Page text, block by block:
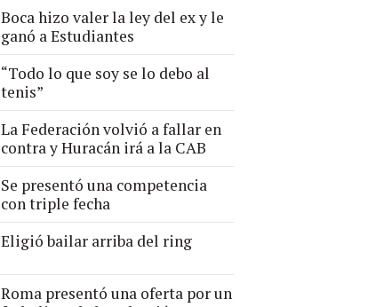
Boca hizo valer la ley del ex y le
ganó a Estudiantes
“Todo lo que soy se lo debo al
tenis”
La Federación volvió a fallar en
contra y Huracán irá a la CAB
Se presentó una competencia
con triple fecha
Eligió bailar arriba del ring
Roma presentó una oferta por un